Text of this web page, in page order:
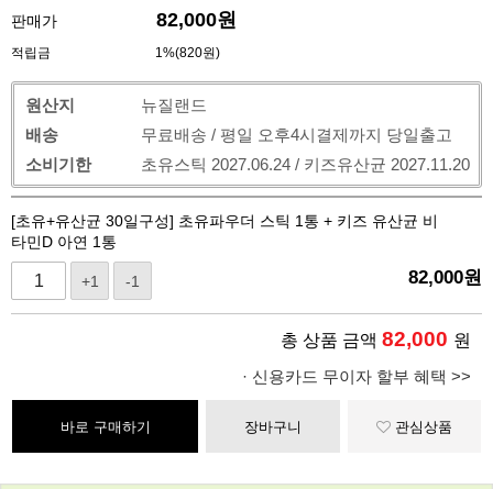
판매가
82,000원
적립금 1%(820원)
원산지
뉴질랜드
배송
무료배송 / 평일 오후4시결제까지 당일출고
소비기한
초유스틱 2027.06.24 / 키즈유산균 2027.11.20
[초유+유산균 30일구성] 초유파우더 스틱 1통 + 키즈 유산균 비
타민D 아연 1통
+1 -1 82,000원
총 상품 금액 82,000 원
· 신용카드 무이자 할부 혜택 >>
바로 구매하기 장바구니 관심상품